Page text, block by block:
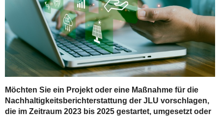
Möchten Sie ein Projekt oder eine Maßnahme für die
Nachhaltigkeitsberichterstattung der JLU vorschlagen,
die im Zeitraum 2023 bis 2025 gestartet, umgesetzt oder